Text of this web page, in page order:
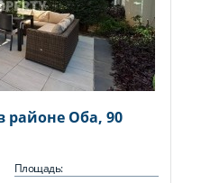
районе Оба, 90
Площадь: